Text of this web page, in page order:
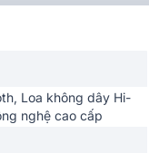
Loa không dây Hi-
nghệ cao cấp